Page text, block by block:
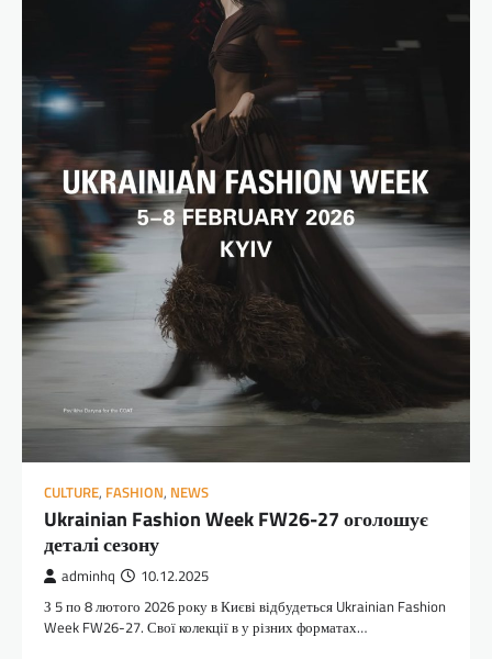
CULTURE, FASHION, NEWS
Ukrainian Fashion Week FW26-27 оголошує
деталі сезону
adminhq 10.12.2025
З 5 по 8 лютого 2026 року в Києві відбудеться Ukrainian Fashion
Week FW26-27. Свої колекції в у різних форматах…